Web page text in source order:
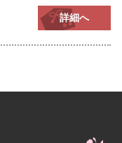
詳細へ